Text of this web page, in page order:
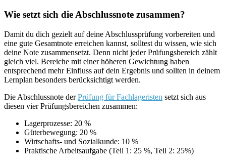
Wie setzt sich die Abschlussnote zusammen?
Damit du dich gezielt auf deine Abschlussprüfung vorbereiten und
eine gute Gesamtnote erreichen kannst, solltest du wissen, wie sich
deine Note zusammensetzt. Denn nicht jeder Prüfungsbereich zählt
gleich viel. Bereiche mit einer höheren Gewichtung haben
entsprechend mehr Einfluss auf dein Ergebnis und sollten in deinem
Lernplan besonders berücksichtigt werden.
Die Abschlussnote derPrüfung für Fachlageristen setzt sich aus
diesen vier Prüfungsbereichen zusammen:
Lagerprozesse: 20 %
Güterbewegung: 20 %
Wirtschafts- und Sozialkunde: 10 %
Praktische Arbeitsaufgabe (Teil 1: 25 %, Teil 2: 25%)